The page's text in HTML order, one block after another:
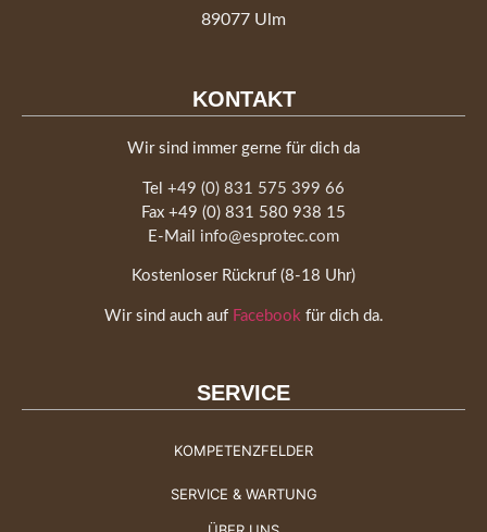
89077 Ulm
KONTAKT
Wir sind immer gerne für dich da
Tel +49 (0) 831 575 399 66
Fax +49 (0) 831 580 938 15
E-Mail
info@esprotec.com
Kostenloser Rückruf (8-18 Uhr)
Wir sind auch auf Facebook für dich da.
SERVICE
KOMPETENZFELDER
SERVICE & WARTUNG